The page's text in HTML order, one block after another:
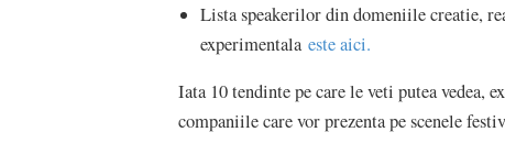
Lista speakerilor din domeniile creatie,
experimentala este aici.
Iata 10 tendinte pe care le veti putea vedea,
companiile care vor prezenta pe scenele